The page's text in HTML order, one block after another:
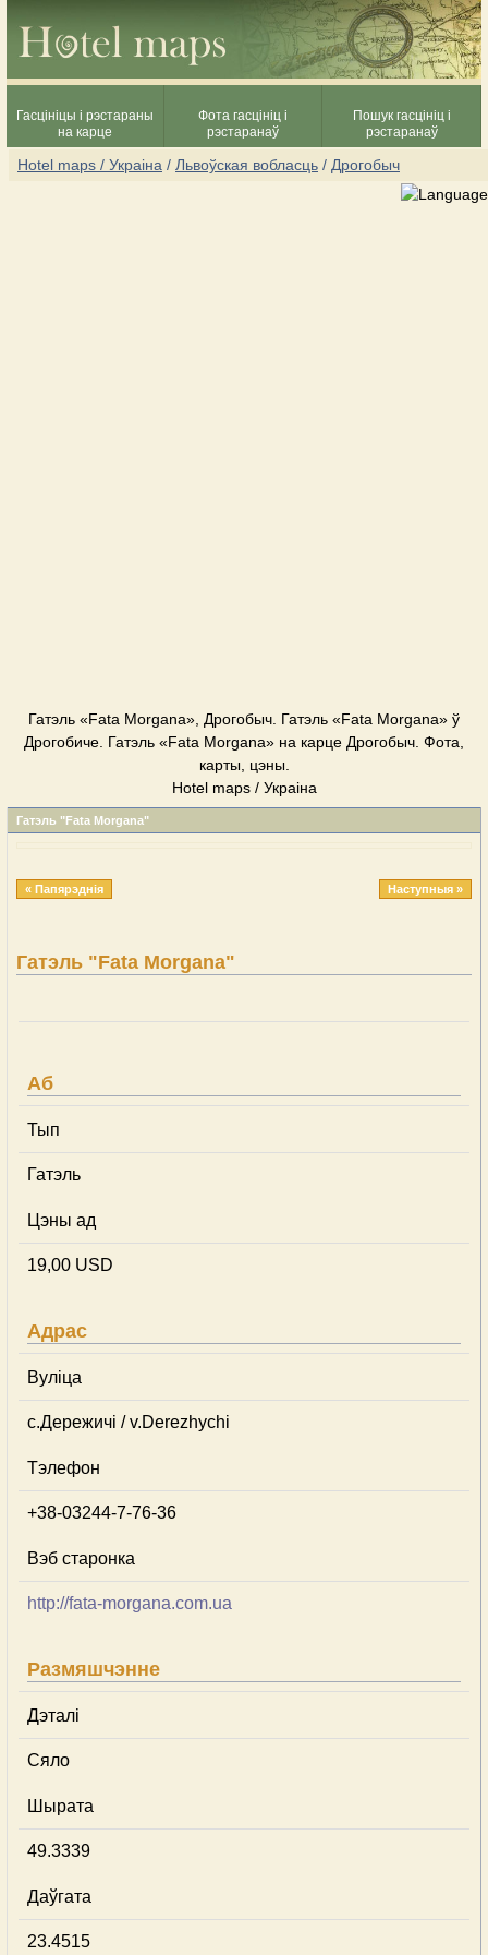
Гасцініцы і рэстараны
на карце
Фота гасцініц і
рэстаранаў
Пошук гасцініц і
рэстаранаў
Hotel maps / Украіна / Львоўская вобласць / Дрогобыч
Гатэль «Fata Morgana», Дрогобыч. Гатэль «Fata Morgana» ў
Дрогобиче. Гатэль «Fata Morgana» на карце Дрогобыч. Фота,
карты, цэны.
Hotel maps / Украіна
Гатэль "Fata Morgana"
« Папярэднія Наступныя »
Гатэль "Fata Morgana"
Аб
Тып
Гатэль
Цэны ад
19,00 USD
Адрас
Вуліца
с.Дережичі / v.Derezhychi
Тэлефон
+38-03244-7-76-36
Вэб старонка
http://fata-morgana.com.ua
Размяшчэнне
Дэталі
Сяло
Шырата
49.3339
Даўгата
23.4515